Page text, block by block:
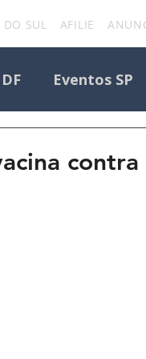
DO SUL AFILIE
Eventos SP